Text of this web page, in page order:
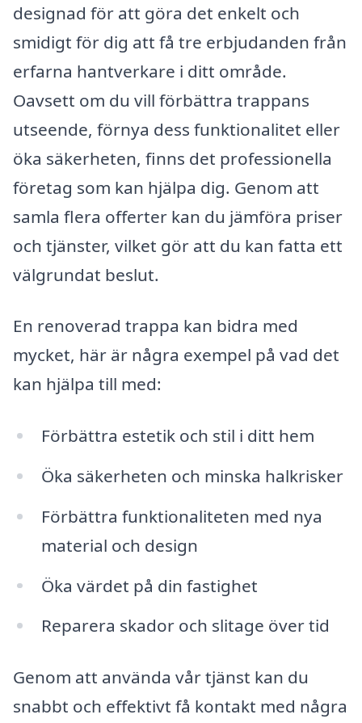
designad för att göra det enkelt och
smidigt för dig att få tre erbjudanden från
erfarna hantverkare i ditt område.
Oavsett om du vill förbättra trappans
utseende, förnya dess funktionalitet eller
öka säkerheten, finns det professionella
företag som kan hjälpa dig. Genom att
samla flera offerter kan du jämföra priser
och tjänster, vilket gör att du kan fatta ett
välgrundat beslut.
En renoverad trappa kan bidra med
mycket, här är några exempel på vad det
kan hjälpa till med:
Förbättra estetik och stil i ditt hem
Öka säkerheten och minska halkrisker
Förbättra funktionaliteten med nya
material och design
Öka värdet på din fastighet
Reparera skador och slitage över tid
Genom att använda vår tjänst kan du
snabbt och effektivt få kontakt med några